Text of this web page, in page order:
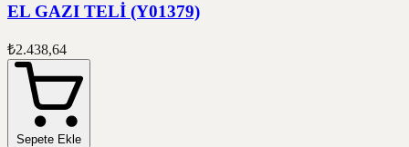
EL GAZI TELİ (Y01379)
₺2.438,64
Sepete Ekle